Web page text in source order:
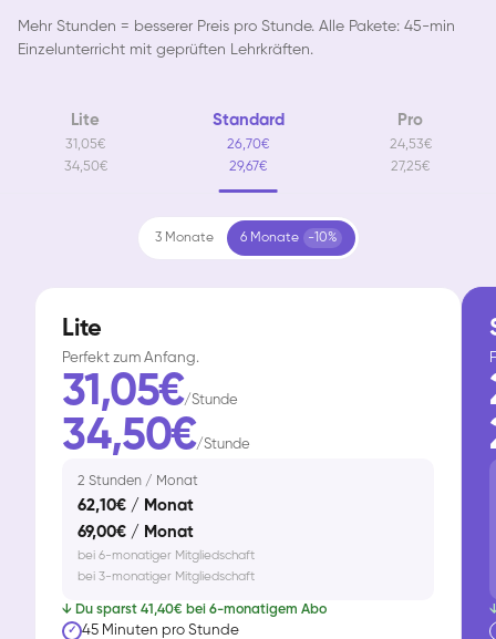
Mehr Stunden = besserer Preis pro Stunde. Alle Pakete: 45-min
Einzelunterricht mit geprüften Lehrkräften.
Lite
31,05€
34,50€
Standard
26,70€
29,67€
Pro
24,53€
27,25€
3 Monate 6 Monate -10%
Lite
Perfekt zum Anfang.
31,05€/Stunde
34,50€/Stunde
2 Stunden / Monat
62,10€ / Monat
69,00€ / Monat
bei 6-monatiger Mitgliedschaft
bei 3-monatiger Mitgliedschaft
↓ Du sparst 41,40€ bei 6-monatigem Abo
✓ 45 Minuten pro Stunde